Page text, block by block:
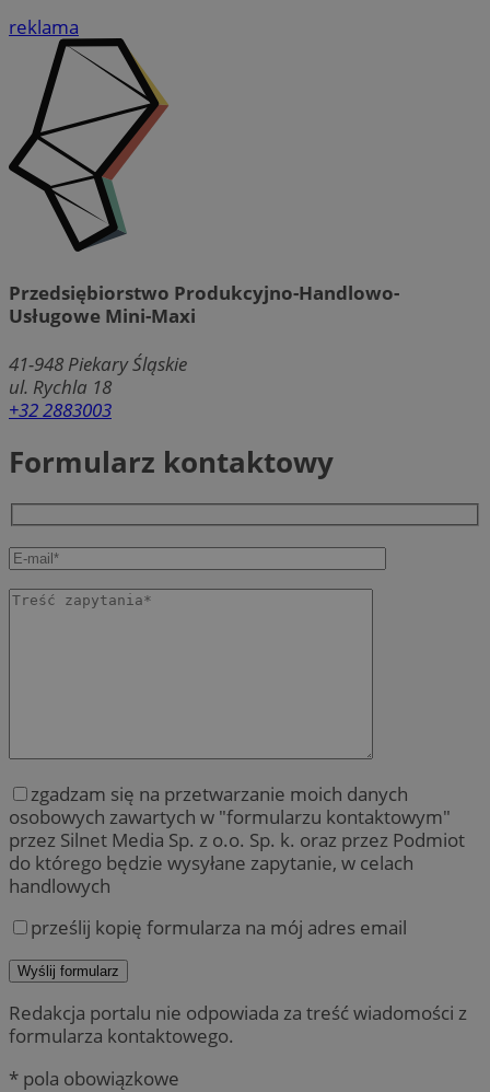
reklama
Przedsiębiorstwo Produkcyjno-Handlowo-
Usługowe Mini-Maxi
41-948 Piekary Śląskie
ul. Rychla 18
+32 2883003
Formularz kontaktowy
zgadzam się na przetwarzanie moich danych
osobowych zawartych w "formularzu kontaktowym"
przez Silnet Media Sp. z o.o. Sp. k. oraz przez Podmiot
do którego będzie wysyłane zapytanie, w celach
handlowych
prześlij kopię formularza na mój adres email
Redakcja portalu nie odpowiada za treść wiadomości z
formularza kontaktowego.
* pola obowiązkowe